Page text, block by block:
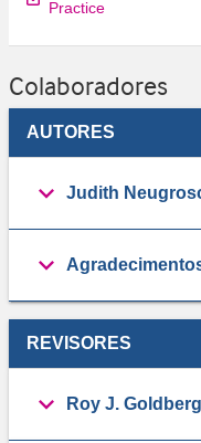
Practice
Colaboradores
AUTORES
Judith
REVISORES
Roy J.